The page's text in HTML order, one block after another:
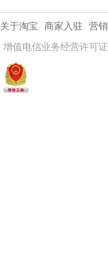
关于淘宝 商家入驻 营
增值电信业务经营许可